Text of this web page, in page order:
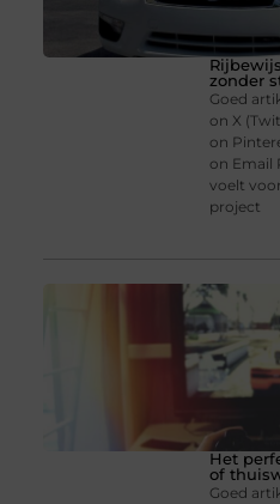
zonder
Goed
on X
on
on Email
voelt
project
Het
of
Goed